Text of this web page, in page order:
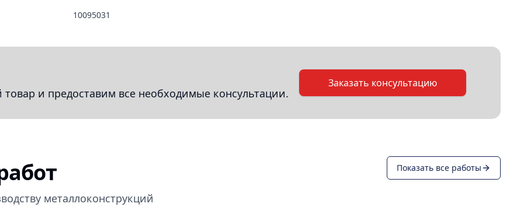
10095031
и предоставим все необходимые консультации.
Заказать консультацию
металлоконструкций
Показать все работы